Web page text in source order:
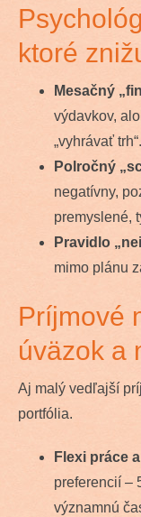
ktoré
Mesačný
výdavkov,
„vyhrávať trh“.
Polročný
negatívny,
premyslené,
Pravidlo
mimo plánu
Príjmové
úväzok a
Aj malý vedľajší
portfólia.
Flexi práce
preferencií –
významnú